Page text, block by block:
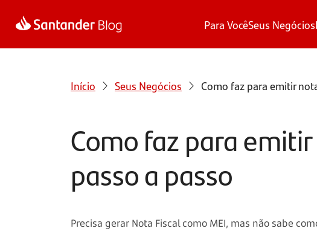
Para VocêSeus Negócios
Início Seus Negócios Como faz para emitir
Como faz para
passo a passo
Precisa gerar Nota Fiscal como MEI, mas não sabe